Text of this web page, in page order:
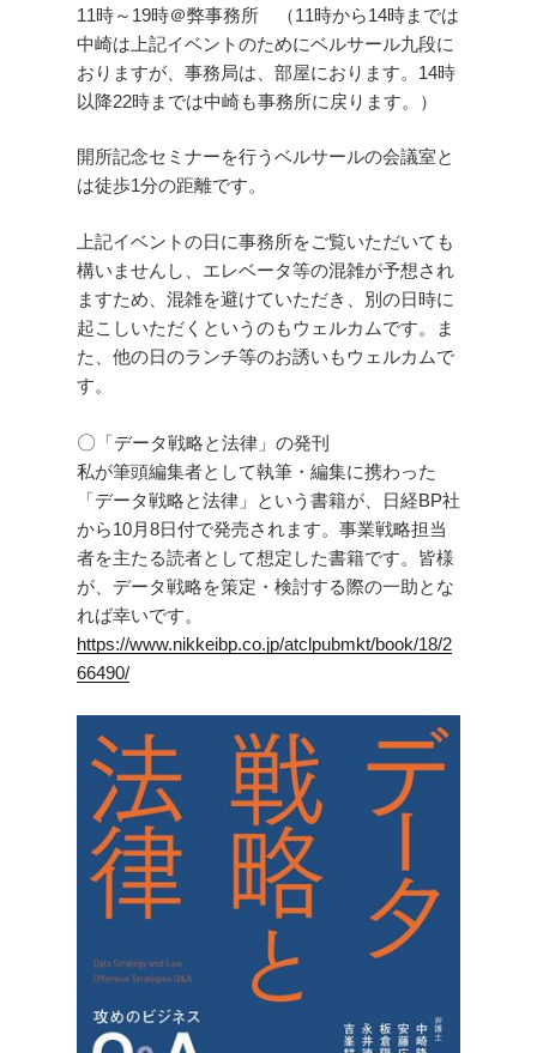
11時～19時＠弊事務所 （11時から14時までは
中崎は上記イベントのためにベルサール九段に
おりますが、事務局は、部屋におります。14時
以降22時までは中崎も事務所に戻ります。）
開所記念セミナーを行うベルサールの会議室と
は徒歩1分の距離です。
上記イベントの日に事務所をご覧いただいても
構いませんし、エレベータ等の混雑が予想され
ますため、混雑を避けていただき、別の日時に
起こしいただくというのもウェルカムです。ま
た、他の日のランチ等のお誘いもウェルカムで
す。
〇 「データ戦略と法律」の発刊
私が筆頭編集者として執筆・編集に携わった
「データ戦略と法律」という書籍が、日経BP社
から10月8日付で発売されます。事業戦略担当
者を主たる読者として想定した書籍です。皆様
が、データ戦略を策定・検討する際の一助とな
れば幸いです。
https://www.nikkeibp.co.jp/atclpubmkt/book/18/2
66490/